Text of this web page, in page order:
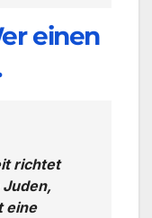
einen
richtet
Juden,
eine